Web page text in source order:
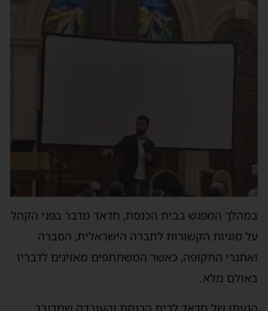
במהלך המפגש בבית הכנסת, חדאד מדבר בפני הקהל
על סוגיות הקשורות לחברה הישראלית, הסברה
ואתגרי התקופה, כאשר המשתתפים מאזינים לדבריו
באולם מלא.